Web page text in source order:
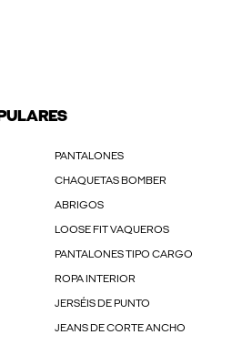
PANTALONES
CHAQUETAS BOMBER
ABRIGOS
LOOSE FIT VAQUEROS
PANTALONES TIPO CARGO
ROPA INTERIOR
JERSÉIS DE PUNTO
JEANS DE CORTE ANCHO